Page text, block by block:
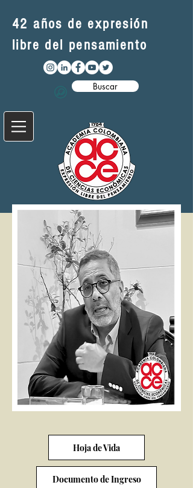
42 años de expresión
libre del pensamiento
Buscar
Hoja de Vida
Documento de Ingreso